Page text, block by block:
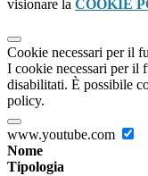
visionare la COOKIE
Cookie necessari per il
I cookie necessari per il
disabilitati. È possibile
policy.
www.youtube.com
Nome
Tipologia